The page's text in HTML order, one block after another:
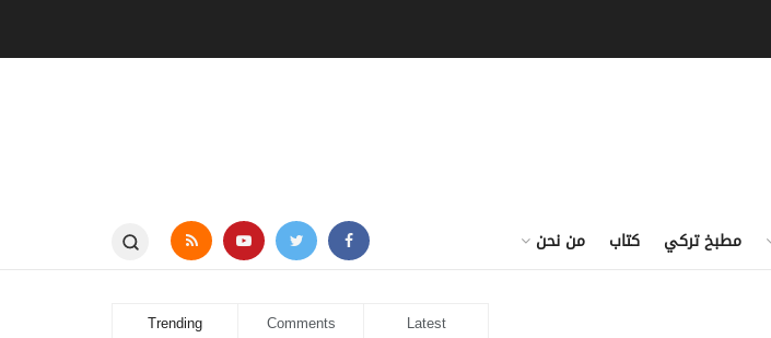
مطبخ تركي كتاب من نحن
Trending Comments Latest